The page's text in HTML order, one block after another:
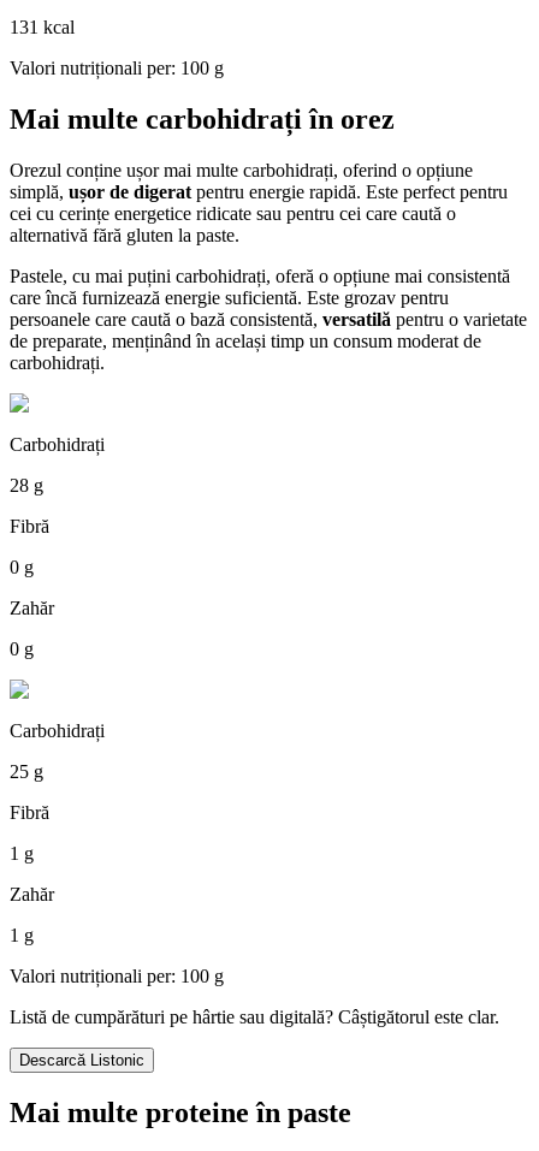
131 kcal
Valori nutriționali per: 100 g
Mai multe carbohidrați în orez
Orezul conține ușor mai multe carbohidrați, oferind o opțiune
simplă, ușor de digerat pentru energie rapidă. Este perfect pentru
cei cu cerințe energetice ridicate sau pentru cei care caută o
alternativă fără gluten la paste.
Pastele, cu mai puțini carbohidrați, oferă o opțiune mai consistentă
care încă furnizează energie suficientă. Este grozav pentru
persoanele care caută o bază consistentă, versatilă pentru o varietate
de preparate, menținând în același timp un consum moderat de
carbohidrați.
Carbohidrați
28 g
Fibră
0 g
Zahăr
0 g
Carbohidrați
25 g
Fibră
1 g
Zahăr
1 g
Valori nutriționali per: 100 g
Listă de cumpărături pe hârtie sau digitală? Câștigătorul este clar.
Descarcă Listonic
Mai multe proteine în paste